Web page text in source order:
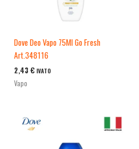
Dove Deo Vapo 75Ml Go Fresh
Art.348116
2,43 € IVATO
Vapo